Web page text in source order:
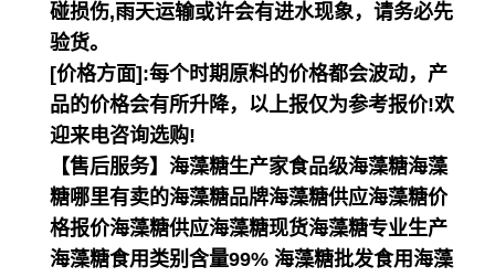
碰损伤,雨天运输或许会有进水现象，请务必先
验货。
[价格方面]:每个时期原料的价格都会波动，产
品的价格会有所升降，以上报仅为参考报价!欢
迎来电咨询选购!
【售后服务】海藻糖生产家食品级海藻糖海藻
糖哪里有卖的海藻糖品牌海藻糖供应海藻糖价
格报价海藻糖供应海藻糖现货海藻糖专业生产
海藻糖食用类别含量99% 海藻糖批发食用海藻